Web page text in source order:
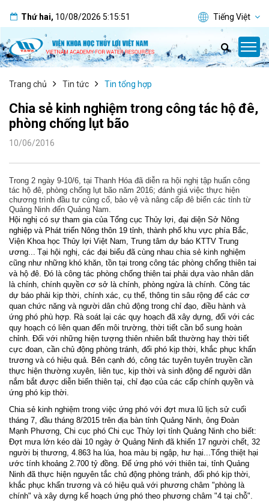
Thứ hai, 10/08/2026 5:15:52 Tiếng Việt
Trang chủ Tin tức Tin tổng hợp
Chia sẻ kinh nghiệm trong công tác hộ đê,
phòng chống lụt bão
10/06/2016
Trong 2 ngày 9-10/6, tại Thanh Hóa đã diễn ra hội nghị tập huấn công
tác hộ đê, phòng chống lụt bão năm 2016; đánh giá việc thực hiện
chương trình đầu tư củng cố, bảo vệ và nâng cấp đê biển các tỉnh từ
Quảng Ninh đến Quảng Nam.
Hội nghị có sự tham gia của Tổng cục Thủy lợi, đại diện Sở Nông
nghiệp và Phát triển Nông thôn 19 tỉnh, thành phố khu vực phía Bắc,
Viện Khoa học Thủy lợi Việt Nam, Trung tâm dự báo KTTV Trung
ương...
Tại hội nghị, các đại biểu đã cùng nhau chia sẻ kinh nghiệm
cũng như những khó khăn, tồn tại trong công tác phòng chống thiên tai
và hộ đê. Đó là công tác phòng chống thiên tai phải dựa vào nhân dân
là chính, chính quyền cơ sở là chính, phòng ngừa là chính. Công tác
dự báo phải kịp thời, chính xác, cụ thể, thông tin sâu rộng để các cơ
quan chức năng và người dân chủ động trong chỉ đạo, điều hành và
ứng phó phù hợp. Rà soát lại các quy hoạch đã xây dựng, đối với các
quy hoạch có liên quan đến môi trường, thời tiết cần bổ sung hoàn
chỉnh. Đối với những hiện tượng thiên nhiên bất thường hay thời tiết
cực đoan, cần chủ động phòng tránh, đối phó kịp thời, khắc phục khẩn
trương và có hiệu quả. Bên cạnh đó, công tác tuyên tuyên truyền cần
thực hiện thường xuyên, liên tục, kịp thời và sinh động để người dân
nắm bắt được diễn biến thiên tại, chỉ đạo của các cấp chính quyền và
ứng phó kịp thời.
Chia sẻ kinh nghiệm trong việc ứng phó với đợt mưa lũ lịch sử cuối
tháng 7, đầu tháng 8/2015 trên địa bàn tỉnh Quảng Ninh, ông Đoàn
Mạnh Phương, Chi cục phó Chi cục Thủy lợi tỉnh Quảng Ninh cho biết:
Đợt mưa lớn kéo dài 10 ngày ở Quảng Ninh đã khiến 17 người chết, 32
người bị thương, 4.863 ha lúa, hoa màu bị ngập, hư hại...Tổng thiệt hại
ước tính khoảng 2.700 tỷ đồng. Để ứng phó với thiên tai, tỉnh Quảng
Ninh đã thực hiện nguyên tắc chủ động phòng tránh, đối phó kịp thời,
khắc phục khẩn trương và có hiệu quả với phương châm "phòng là
chính" và xây dựng kế hoạch ứng phó theo phương châm "4 tại chỗ".